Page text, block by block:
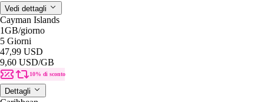
Vedi dettagli
Cayman Islands
1GB/giorno
5 Giorni
47,99 USD
9,60 USD/GB
10% di sconto
Dettagli